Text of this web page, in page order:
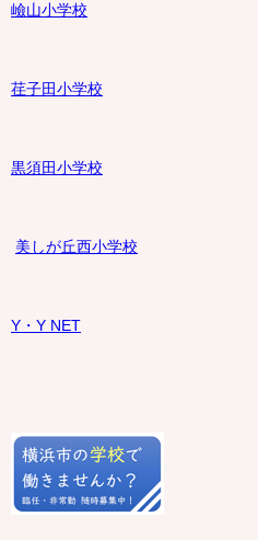
嶮山小学校
荏子田小学校
黒須田小学校
美しが丘西小学校
Y・Y NET